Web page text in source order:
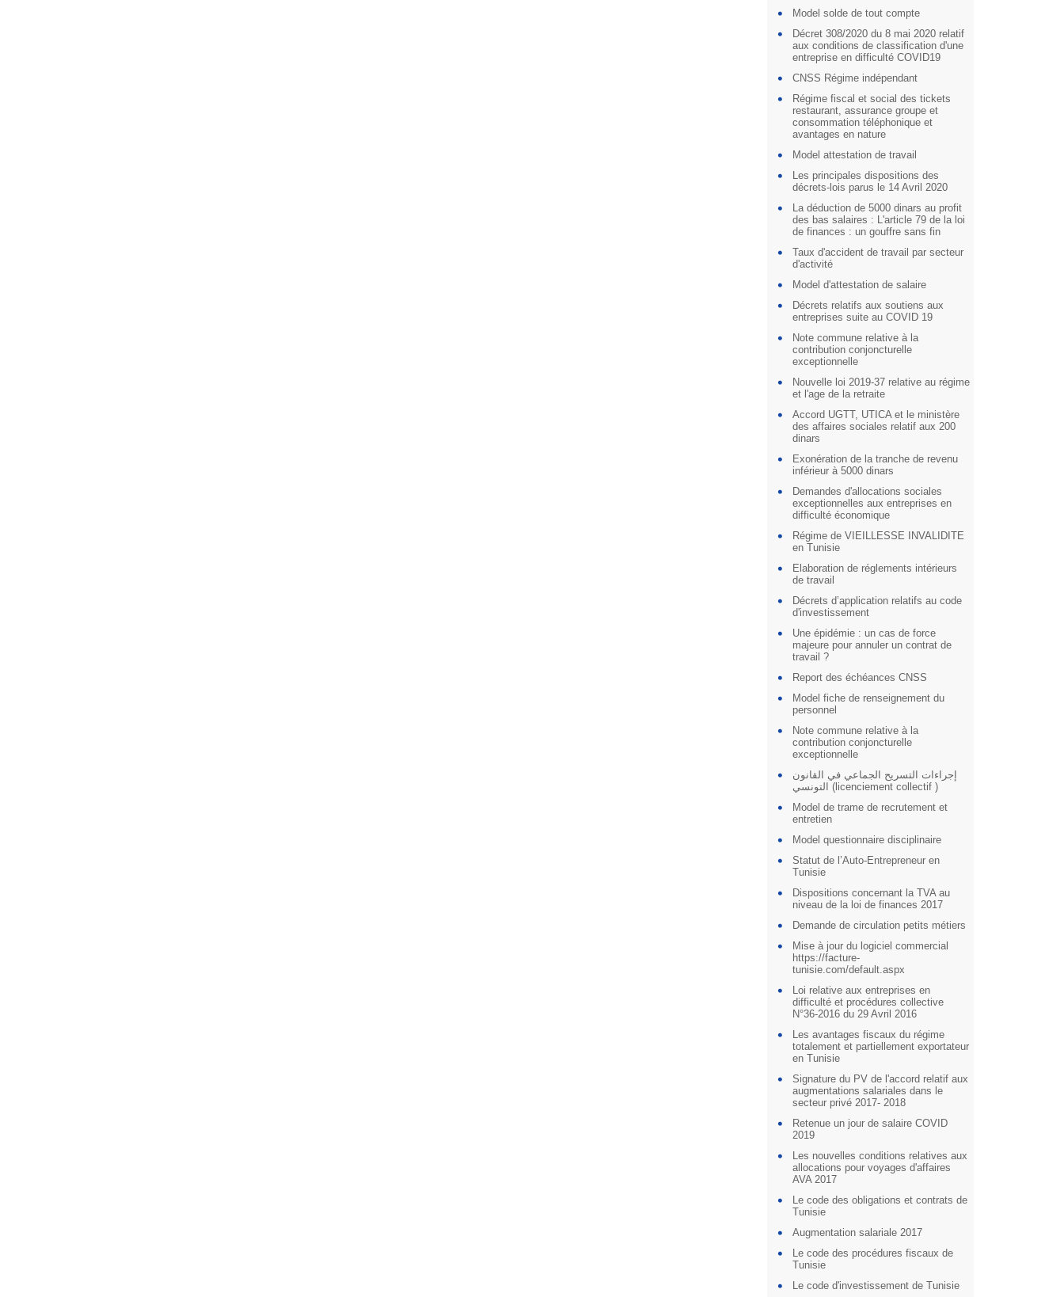
Model solde de tout compte
Décret 308/2020 du 8 mai 2020 relatif
aux conditions de classification d'une
entreprise en difficulté COVID19
CNSS Régime indépendant
Régime fiscal et social des tickets
restaurant, assurance groupe et
consommation téléphonique et
avantages en nature
Model attestation de travail
Les principales dispositions des
décrets-lois parus le 14 Avril 2020
La déduction de 5000 dinars au profit
des bas salaires : L'article 79 de la loi
de finances : un gouffre sans fin
Taux d'accident de travail par secteur
d'activité
Model d'attestation de salaire
Décrets relatifs aux soutiens aux
entreprises suite au COVID 19
Note commune relative à la
contribution conjoncturelle
exceptionnelle
Nouvelle loi 2019-37 relative au régime
et l'age de la retraite
Accord UGTT, UTICA et le ministère
des affaires sociales relatif aux 200
dinars
Exonération de la tranche de revenu
inférieur à 5000 dinars
Demandes d'allocations sociales
exceptionnelles aux entreprises en
difficulté économique
Régime de VIEILLESSE INVALIDITE
en Tunisie
Elaboration de réglements intérieurs
de travail
Décrets d’application relatifs au code
d'investissement
Une épidémie : un cas de force
majeure pour annuler un contrat de
travail ?
Report des échéances CNSS
Model fiche de renseignement du
personnel
Note commune relative à la
contribution conjoncturelle
exceptionnelle
إجراءات التسريح الجماعي في القانون
التونسي (licenciement collectif )
Model de trame de recrutement et
entretien
Model questionnaire disciplinaire
Statut de l’Auto-Entrepreneur en
Tunisie
Dispositions concernant la TVA au
niveau de la loi de finances 2017
Demande de circulation petits métiers
Mise à jour du logiciel commercial
https://facture-
tunisie.com/default.aspx
Loi relative aux entreprises en
difficulté et procédures collective
N°36-2016 du 29 Avril 2016
Les avantages fiscaux du régime
totalement et partiellement exportateur
en Tunisie
Signature du PV de l'accord relatif aux
augmentations salariales dans le
secteur privé 2017- 2018
Retenue un jour de salaire COVID
2019
Les nouvelles conditions relatives aux
allocations pour voyages d'affaires
AVA 2017
Le code des obligations et contrats de
Tunisie
Augmentation salariale 2017
Le code des procédures fiscaux de
Tunisie
Le code d'investissement de Tunisie